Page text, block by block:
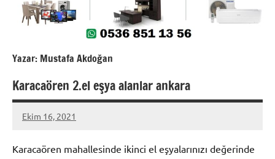
Yazar: Mustafa Akdoğan
Karacaören 2.el eşya alanlar ankara
Ekim 16, 2021
Mustafa
Karacaören mahallesinde ikinci el eşyalarınızı değerinde